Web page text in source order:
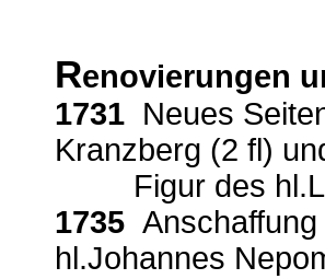
Renovierungen
1731 Neues
Kranzberg (2 fl)
Figur des
1735
hl.Johannes